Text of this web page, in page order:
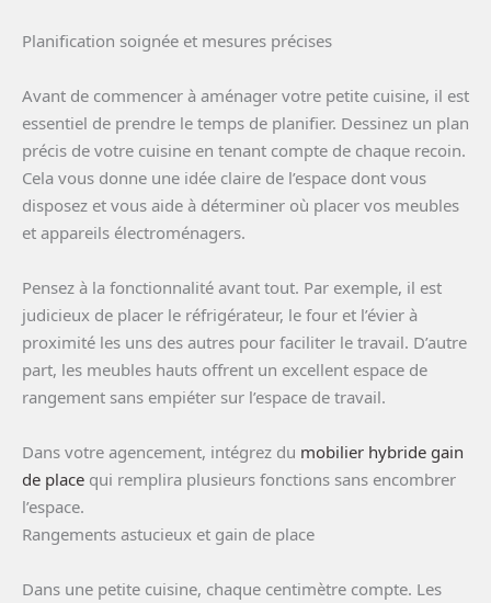
Planification soignée et mesures précises
Avant de commencer à aménager votre petite cuisine, il est
essentiel de prendre le temps de planifier. Dessinez un plan
précis de votre cuisine en tenant compte de chaque recoin.
Cela vous donne une idée claire de l’espace dont vous
disposez et vous aide à déterminer où placer vos meubles
et appareils électroménagers.
Pensez à la fonctionnalité avant tout. Par exemple, il est
judicieux de placer le réfrigérateur, le four et l’évier à
proximité les uns des autres pour faciliter le travail. D’autre
part, les meubles hauts offrent un excellent espace de
rangement sans empiéter sur l’espace de travail.
Dans votre agencement, intégrez du mobilier hybride gain
de place qui remplira plusieurs fonctions sans encombrer
l’espace.
Rangements astucieux et gain de place
Dans une petite cuisine, chaque centimètre compte. Les